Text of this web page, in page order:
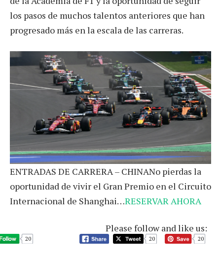
los pasos de muchos talentos anteriores que han
progresado más en la escala de las carreras.
ENTRADAS DE CARRERA – CHINANo pierdas la
oportunidad de vivir el Gran Premio en el Circuito
Internacional de Shanghai…RESERVAR AHORA
Please follow and like us:
20 20 20